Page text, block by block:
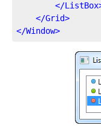
</ListBox
</Grid>
</Window>